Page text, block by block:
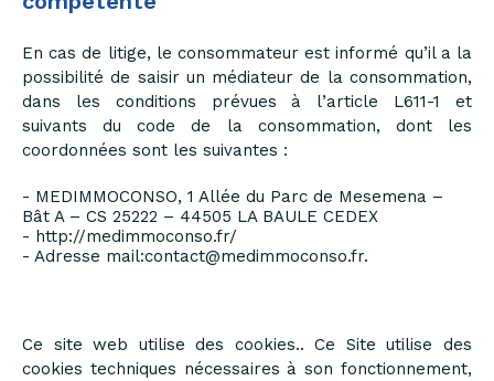
En cas de litige, le consommateur est informé qu’il a la
possibilité de saisir un médiateur de la consommation,
dans les conditions prévues à l’article L611-1 et
suivants du code de la consommation, dont les
coordonnées sont les suivantes :
- MEDIMMOCONSO, 1 Allée du Parc de Mesemena –
Bât A – CS 25222 – 44505 LA BAULE CEDEX
- http://medimmoconso.fr/
- Adresse mail:contact@medimmoconso.fr.
Ce site web utilise des cookies.. Ce Site utilise des
cookies techniques nécessaires à son fonctionnement,